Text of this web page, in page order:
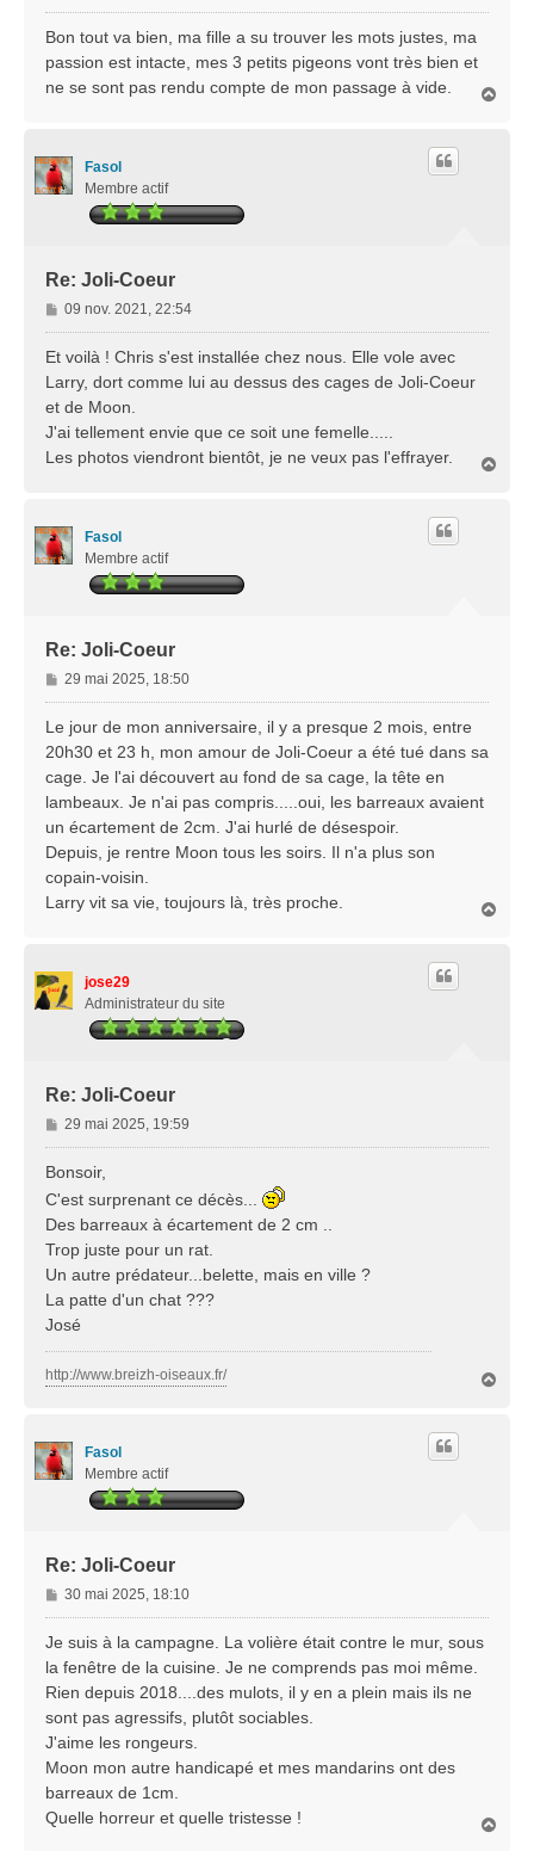
e
s
g
Bon tout va bien, ma fille a su trouver les mots justes, ma
passion est intacte, mes 3 petits pigeons vont très bien et
ne se sont pas rendu compte de mon passage à vide.
Fasol
Membre actif
Re: Joli-Coeur
M
e
s
g
e
09 nov. 2021, 22:54
Et voilà ! Chris s'est installée chez nous. Elle vole avec
Larry, dort comme lui au dessus des cages de Joli-Coeur
et de Moon.
J'ai tellement envie que ce soit une femelle.....
Les photos viendront bientôt, je ne veux pas l'effrayer.
Fasol
Membre actif
Re: Joli-Coeur
M
e
s
s
g
e
29 mai 2025, 18:50
Le jour de mon anniversaire, il y a presque 2 mois, entre
20h30 et 23 h, mon amour de Joli-Coeur a été tué dans sa
cage. Je l'ai découvert au fond de sa cage, la tête en
lambeaux. Je n'ai pas compris.....oui, les barreaux avaient
un écartement de 2cm. J'ai hurlé de désespoir.
Depuis, je rentre Moon tous les soirs. Il n'a plus son
copain-voisin.
Larry vit sa vie, toujours là, très proche.
jose29
Administrateur du site
Re: Joli-Coeur
M
e
a
g
e
29 mai 2025, 19:59
Bonsoir,
C'est surprenant ce décès...
Des barreaux à écartement de 2 cm ..
Trop juste pour un rat.
Un autre prédateur...belette, mais en ville ?
La patte d'un chat ???
José
http://www.breizh-oiseaux.fr/
Fasol
Membre actif
Re: Joli-Coeur
M
e
a
g
e
30 mai 2025, 18:10
Je suis à la campagne. La volière était contre le mur, sous
la fenêtre de la cuisine. Je ne comprends pas moi même.
Rien depuis 2018....des mulots, il y en a plein mais ils ne
sont pas agressifs, plutôt sociables.
J'aime les rongeurs.
Moon mon autre handicapé et mes mandarins ont des
barreaux de 1cm.
Quelle horreur et quelle tristesse !